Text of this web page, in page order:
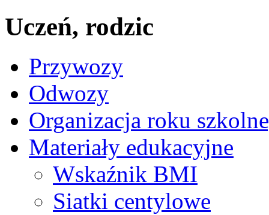
Uczeń, rodzic
Przywozy
Odwozy
Organizacja roku
Materiały edukacyjne
Wskaźnik BMI
Siatki centylowe